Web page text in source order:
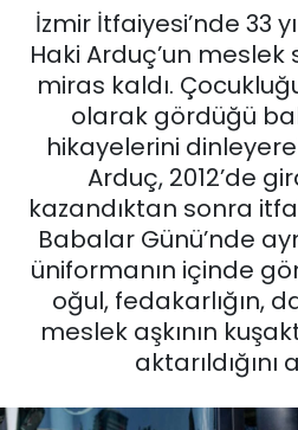
İzmir İtfaiyesi’nde 33
Haki Arduç’un
miras kaldı.
olarak gördüğü
hikayelerini
Arduç, 2012’de
kazandıktan sonra
Babalar Günü’nde
üniformanın içinde
oğul, fedakarlığın,
meslek aşkının
aktarıldığını
EĞİTİM
EKONOMİ
English News
GÜNCEL
KÜLTÜR SANAT
MAGAZİN
Tüm Manşetler
Son Dakika Haberleri
Haber Arşivi